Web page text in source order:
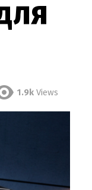
1.9k Views